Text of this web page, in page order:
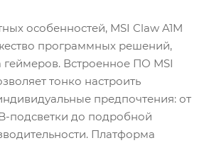
особенностей, MSI Claw A1M
программных решений,
геймеров. Встроенное ПО MSI
тонко настроить
предпочтения: от
подсветки до подробной
Платформа